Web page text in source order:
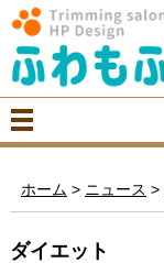
ホーム > ニュース >
ダイエット